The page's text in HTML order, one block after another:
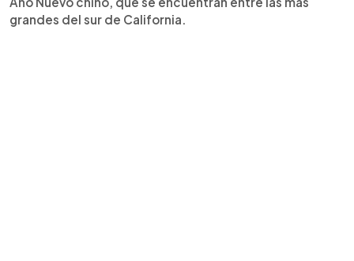
grandes del sur de California.